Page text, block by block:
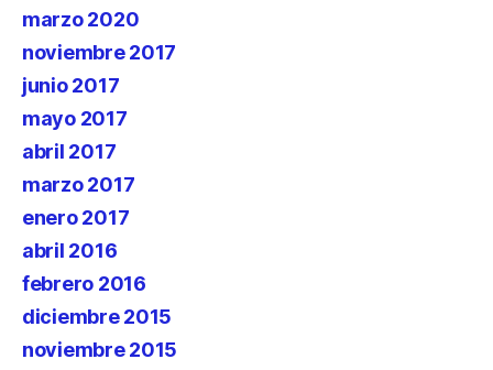
marzo 2020
noviembre 2017
junio 2017
mayo 2017
abril 2017
marzo 2017
enero 2017
abril 2016
febrero 2016
diciembre 2015
noviembre 2015